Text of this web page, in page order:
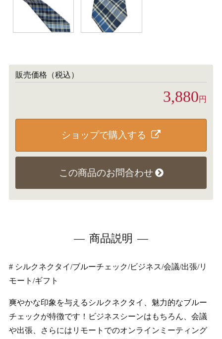
販売価格（税込）
3,880円
ショップで購入する
この商品のお問合わせ
商品説明
# シルクネクタイ/ブルーチェック/ビジネス/会議/出張/リ
モート/ギフト
爽やかな印象を与えるシルクネクタイ、魅力的なブルー
チェックが特徴です！ビジネスシーンはもちろん、会議
や出張、さらにはリモートでのオンラインミーティング